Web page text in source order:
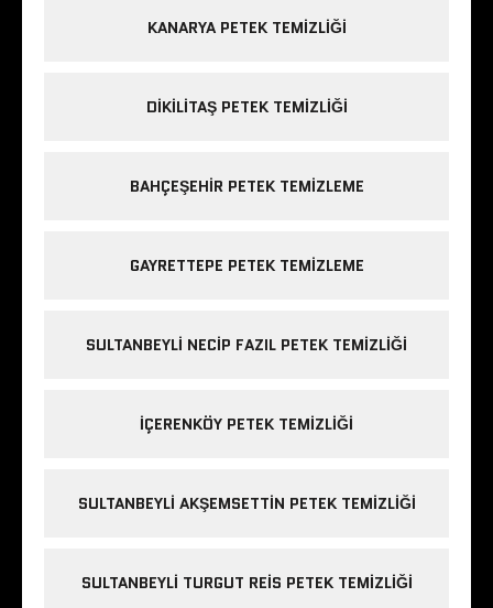
KANARYA PETEK TEMIZLIĞI
DIKILITAŞ PETEK TEMIZLIĞI
BAHÇEŞEHIR PETEK TEMIZLEME
GAYRETTEPE PETEK TEMIZLEME
SULTANBEYLI NECIP FAZIL PETEK TEMIZLIĞI
IÇERENKÖY PETEK TEMIZLIĞI
SULTANBEYLI AKŞEMSETTIN PETEK TEMIZLIĞI
SULTANBEYLI TURGUT REIS PETEK TEMIZLIĞI